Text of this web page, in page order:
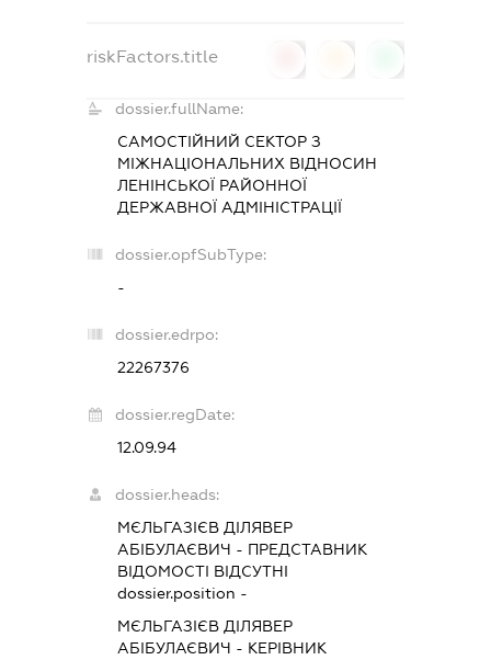
riskFactors.title
dossier.fullName:
САМОСТІЙНИЙ СЕКТОР З
МІЖНАЦІОНАЛЬНИХ ВІДНОСИН
ЛЕНІНСЬКОЇ РАЙОННОЇ
ДЕРЖАВНОЇ АДМІНІСТРАЦІЇ
dossier.opfSubType:
-
dossier.edrpo:
22267376
dossier.regDate:
12.09.94
dossier.heads:
МЄЛЬГАЗІЄВ ДІЛЯВЕР
АБІБУЛАЄВИЧ - ПРЕДСТАВНИК
ВІДОМОСТІ ВІДСУТНІ
dossier.position -
МЄЛЬГАЗІЄВ ДІЛЯВЕР
АБІБУЛАЄВИЧ - КЕРІВНИК